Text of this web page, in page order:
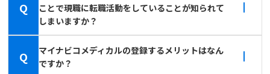
Q
ことで現職に転職活動をしていることが知られて
しまいますか？
Q
マイナビコメディカルの登録するメリットはなん
ですか？